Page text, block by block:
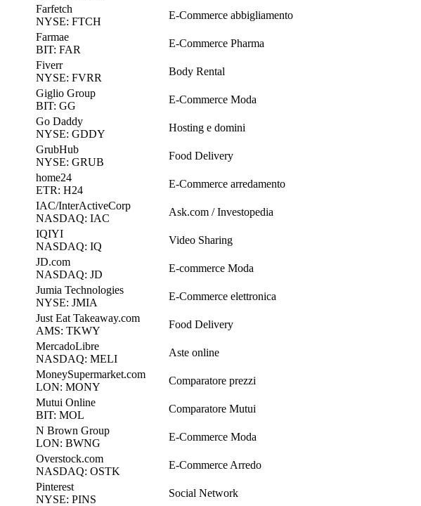
Farfetch
NYSE: FTCH
E-Commerce abbigliamento
Farmae
BIT: FAR
E-Commerce Pharma
Fiverr
NYSE: FVRR
Body Rental
Giglio Group
BIT: GG
E-Commerce Moda
Go Daddy
NYSE: GDDY
Hosting e domini
GrubHub
NYSE: GRUB
Food Delivery
home24
ETR: H24
E-Commerce arredamento
IAC/InterActiveCorp
NASDAQ: IAC
Ask.com / Investopedia
IQIYI
NASDAQ: IQ
Video Sharing
JD.com
NASDAQ: JD
E-commerce Moda
Jumia Technologies
NYSE: JMIA
E-Commerce elettronica
Just Eat Takeaway.com
AMS: TKWY
Food Delivery
MercadoLibre
NASDAQ: MELI
Aste online
MoneySupermarket.com
LON: MONY
Comparatore prezzi
Mutui Online
BIT: MOL
Comparatore Mutui
N Brown Group
LON: BWNG
E-Commerce Moda
Overstock.com
NASDAQ: OSTK
E-Commerce Arredo
Pinterest
NYSE: PINS
Social Network